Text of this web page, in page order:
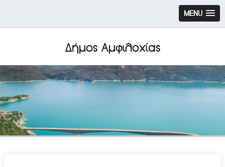
MENU
Δήμος Αμφιλοχίας